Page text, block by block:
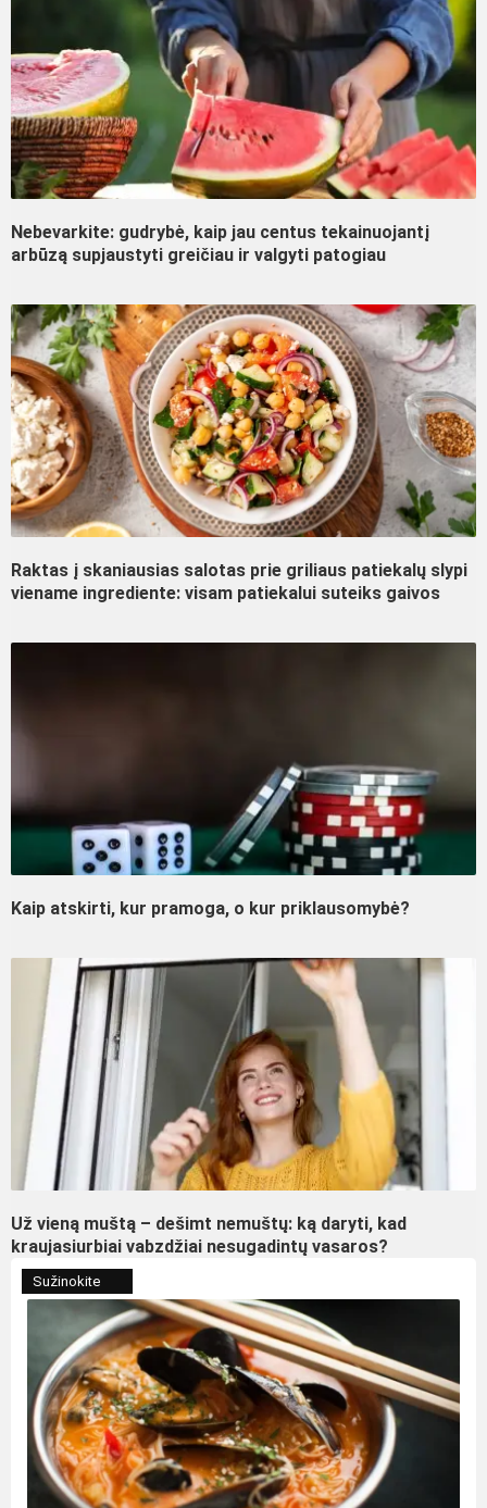
Nebevarkite: gudrybė, kaip jau centus tekainuojantį
arbūzą supjaustyti greičiau ir valgyti patogiau
Raktas į skaniausias salotas prie griliaus patiekalų slypi
viename ingrediente: visam patiekalui suteiks gaivos
Kaip atskirti, kur pramoga, o kur priklausomybė?
Už vieną muštą – dešimt nemuštų: ką daryti, kad
kraujasiurbiai vabzdžiai nesugadintų vasaros?
Sužinokite